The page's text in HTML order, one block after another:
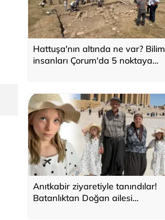
Hattuşa'nın altında ne var? Bilim
insanları Çorum'da 5 noktaya
Anıtkabir ziyaretiyle tanındılar!
Batanlıktan Doğan ailesi